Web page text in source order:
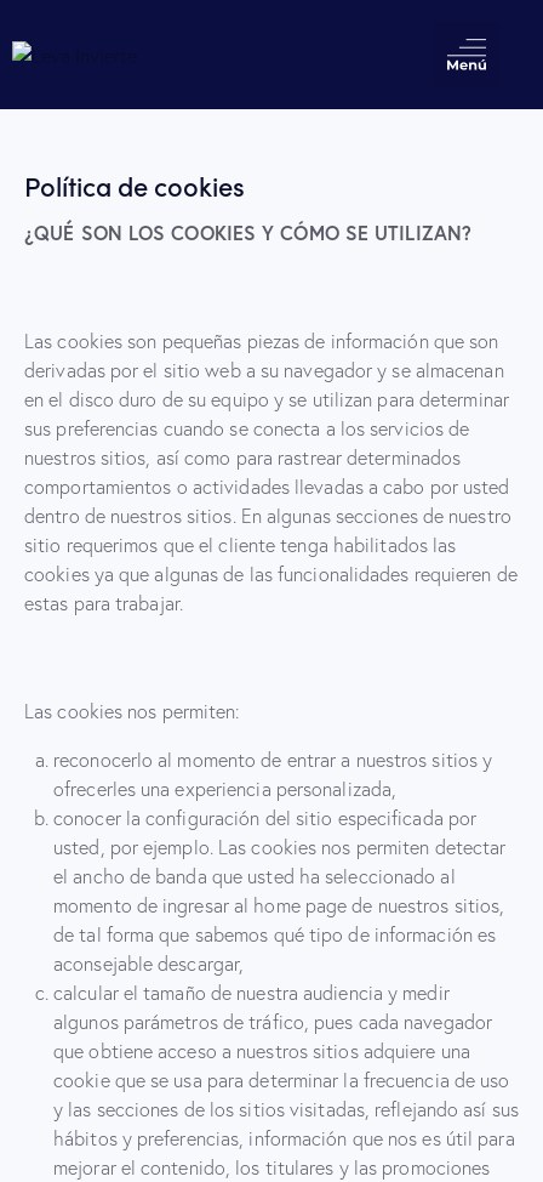
Política de cookies
¿QUÉ SON LOS COOKIES Y CÓMO SE UTILIZAN?
Las cookies son pequeñas piezas de información que son
derivadas por el sitio web a su navegador y se almacenan
en el disco duro de su equipo y se utilizan para determinar
sus preferencias cuando se conecta a los servicios de
nuestros sitios, así como para rastrear determinados
comportamientos o actividades llevadas a cabo por usted
dentro de nuestros sitios. En algunas secciones de nuestro
sitio requerimos que el cliente tenga habilitados las
cookies ya que algunas de las funcionalidades requieren de
estas para trabajar.
Las cookies nos permiten:
reconocerlo al momento de entrar a nuestros sitios y
ofrecerles una experiencia personalizada,
conocer la configuración del sitio especificada por
usted, por ejemplo. Las cookies nos permiten detectar
el ancho de banda que usted ha seleccionado al
momento de ingresar al home page de nuestros sitios,
de tal forma que sabemos qué tipo de información es
aconsejable descargar,
calcular el tamaño de nuestra audiencia y medir
algunos parámetros de tráfico, pues cada navegador
que obtiene acceso a nuestros sitios adquiere una
cookie que se usa para determinar la frecuencia de uso
y las secciones de los sitios visitadas, reflejando así sus
hábitos y preferencias, información que nos es útil para
mejorar el contenido, los titulares y las promociones